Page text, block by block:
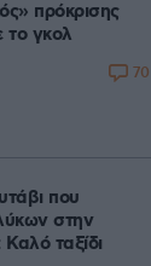
πρόκρισης
το γκολ
70
που
στην
ταξίδι